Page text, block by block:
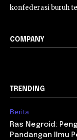
konfederasi buruh
COMPANY
TRENDING
Berita
Ras Negroid:
Pandangan Ilmu